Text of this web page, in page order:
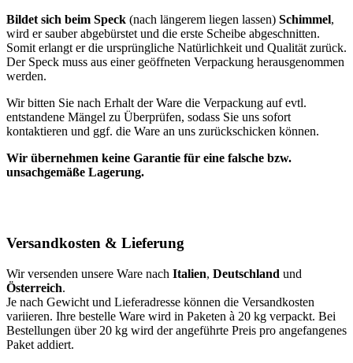
Bildet sich beim Speck (nach längerem liegen lassen) Schimmel,
wird er sauber abgebürstet und die erste Scheibe abgeschnitten.
Somit erlangt er die ursprüngliche Natürlichkeit und Qualität zurück.
Der Speck muss aus einer geöffneten Verpackung herausgenommen
werden.
Wir bitten Sie nach Erhalt der Ware die Verpackung auf evtl.
entstandene Mängel zu Überprüfen, sodass Sie uns sofort
kontaktieren und ggf. die Ware an uns zurückschicken können.
Wir übernehmen keine Garantie für eine falsche bzw.
unsachgemäße Lagerung.
Versandkosten & Lieferung
Wir versenden unsere Ware nach Italien, Deutschland und
Österreich.
Je nach Gewicht und Lieferadresse können die Versandkosten
variieren. Ihre bestelle Ware wird in Paketen à 20 kg verpackt. Bei
Bestellungen über 20 kg wird der angeführte Preis pro angefangenes
Paket addiert.